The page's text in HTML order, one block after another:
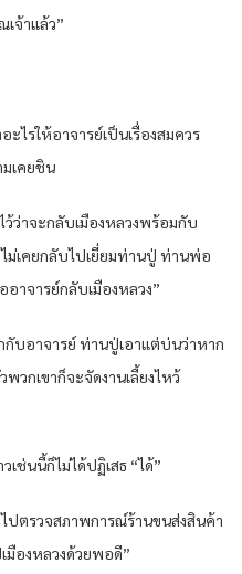
จ้าแล้ว”
ไรให้อาจารย์เป็นเรื่องสมควร
เคยชิน
ว้ว่าจะกลับเมืองหลวงพร้อมกับ
ม่เคยกลับไปเยี่ยมท่านปู่ ท่านพ่อ
าจารย์กลับเมืองหลวง”
บอาจารย์ ท่านปู่เอาแต่บ่นว่าหาก
วกเขาก็จะจัดงานเลี้ยงไหว้
เช่นนี้ก็ไม่ได้ปฏิเสธ “ได้”
ปตรวจสภาพการณ์ร้านขนส่งสินค้า
มืองหลวงด้วยพอดี”